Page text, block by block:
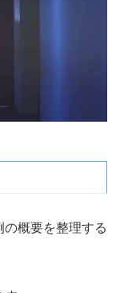
概要を整理する